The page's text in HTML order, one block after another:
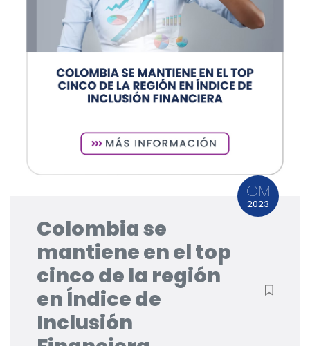
CM
2023
Colombia se
mantiene en el top
cinco de la región
en Índice de
Inclusión